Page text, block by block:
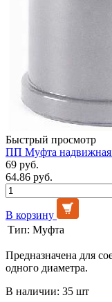
Быстрый просмотр
ПП Муфта надвижная
69 руб.
64.86 руб.
В корзину
Тип: Муфта
Предназначена для
одного диаметра.
В наличии: 35 шт